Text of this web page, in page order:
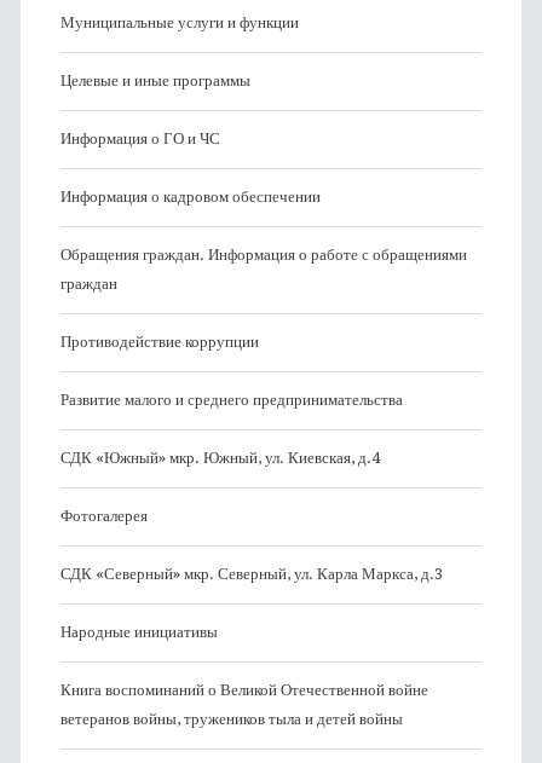
Муниципальные услуги и функции
Целевые и иные программы
Информация о ГО и ЧС
Информация о кадровом обеспечении
Обращения граждан. Информация о работе с обращениями
граждан
Противодействие коррупции
Развитие малого и среднего предпринимательства
СДК «Южный» мкр. Южный, ул. Киевская, д.4
Фотогалерея
СДК «Северный» мкр. Северный, ул. Карла Маркса, д.3
Народные инициативы
Книга воспоминаний о Великой Отечественной войне
ветеранов войны, тружеников тыла и детей войны